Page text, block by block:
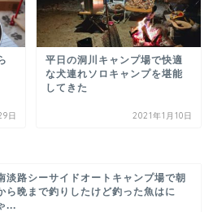
日
平日の洞川キャンプ場で快適
な犬連れソロキャンプを堪能
してきた
2021年1月10日
淡路シーサイドオートキャンプ場で朝
ら晩まで釣りしたけど釣った魚はに
...